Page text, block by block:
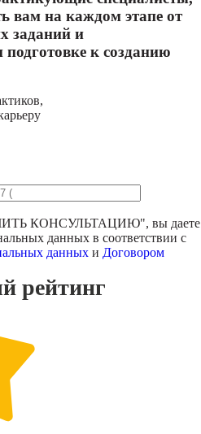
вам на каждом этапе от
заданий и
к созданию
КОНСУЛЬТАЦИЮ", вы даете
данных в соответствии с
данных и Договором
рейтинг